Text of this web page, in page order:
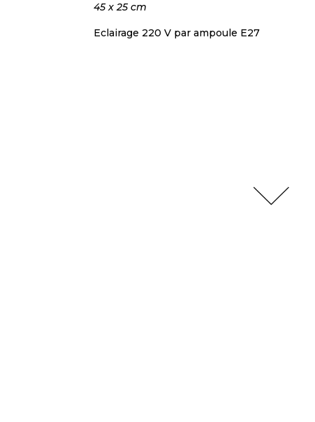
45 x 25 cm
Eclairage 220 V par ampoule E27